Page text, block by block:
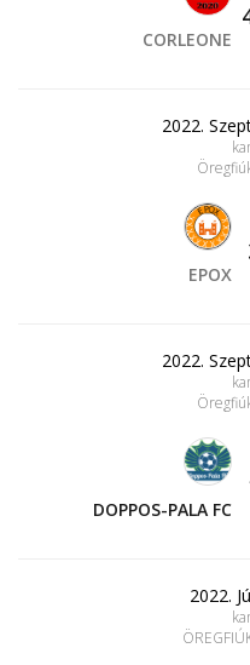
CORLEONE
2022.
EPOX
2022.
DOPPOS-PALA FC
2022.